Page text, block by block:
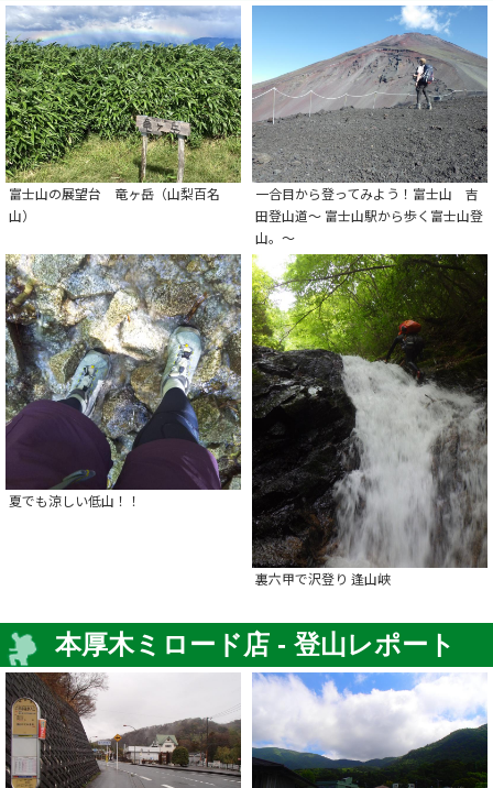
富士山の展望台 竜ヶ岳（山梨百名
山）
一合目から登ってみよう！富士山 吉
田登山道～ 富士山駅から歩く富士山登
山。～
夏でも涼しい低山！！
裏六甲で沢登り 逢山峡
本厚木ミロード店 - 登山レポート